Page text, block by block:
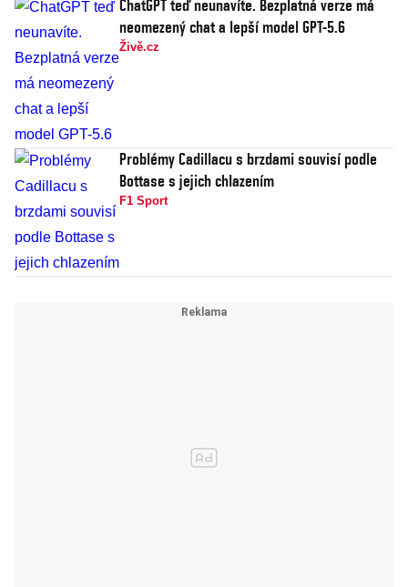
ChatGPT teď neunavíte. Bezplatná verze má
neomezený chat a lepší model GPT-5.6
Živě.cz
Problémy Cadillacu s brzdami souvisí podle
Bottase s jejich chlazením
F1 Sport